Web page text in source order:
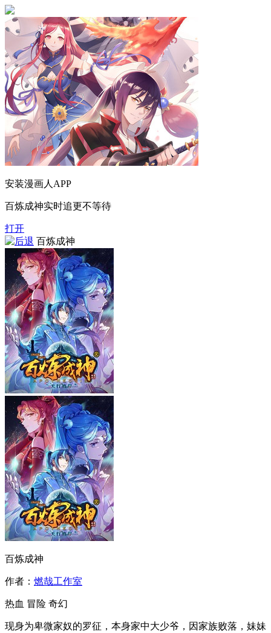
安装漫画人APP
百炼成神实时追更不等待
打开
百炼成神
百炼成神
作者： 燃哉工作室
热血 冒险 奇幻
现身为卑微家奴的罗征，本身家中大少爷，因家族败落，妹妹